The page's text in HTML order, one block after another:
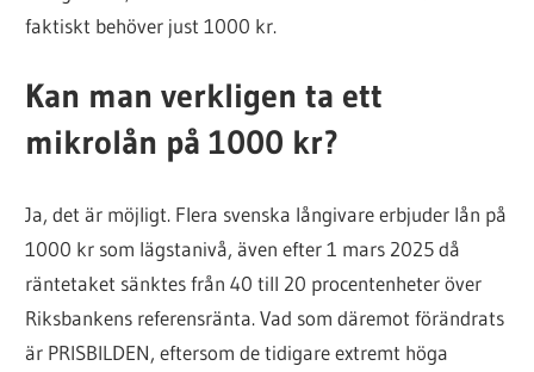
faktiskt behöver just 1000 kr.
Kan man verkligen ta ett
mikrolån på 1000 kr?
Ja, det är möjligt. Flera svenska långivare erbjuder lån på
1000 kr som lägstanivå, även efter 1 mars 2025 då
räntetaket sänktes från 40 till 20 procentenheter över
Riksbankens referensränta. Vad som däremot förändrats
är PRISBILDEN, eftersom de tidigare extremt höga